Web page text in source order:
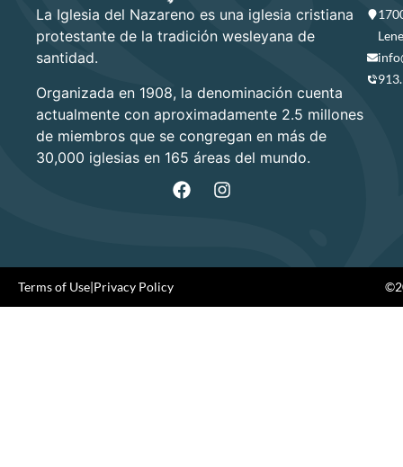
La Iglesia del Nazareno es una iglesia cristiana
protestante de la tradición wesleyana de
santidad.
Organizada en 1908, la denominación cuenta
actualmente con aproximadamente 2.5 millones
de miembros que se congregan en más de
30,000 iglesias en 165 áreas del mundo.
Terms of Use|Privacy Policy